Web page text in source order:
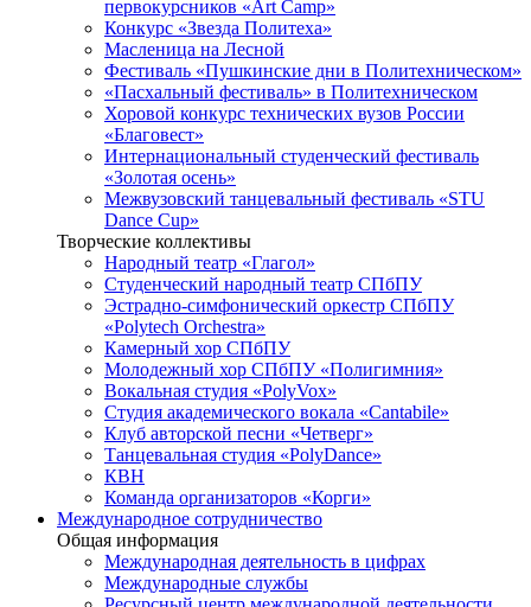
первокурсников «Art Camp»
Конкурс «Звезда Политеха»
Масленица на Лесной
Фестиваль «Пушкинские дни в Политехническом»
«Пасхальный фестиваль» в Политехническом
Хоровой конкурс технических вузов России
«Благовест»
Интернациональный студенческий фестиваль
«Золотая осень»
Межвузовский танцевальный фестиваль «STU
Dance Cup»
Творческие коллективы
Народный театр «Глагол»
Студенческий народный театр СПбПУ
Эстрадно-симфонический оркестр СПбПУ
«Polytech Orchestra»
Камерный хор СПбПУ
Молодежный хор СПбПУ «Полигимния»
Вокальная студия «PolyVox»
Студия академического вокала «Cantabile»
Клуб авторской песни «Четверг»
Танцевальная студия «PolyDance»
КВН
Команда организаторов «Корги»
Международное сотрудничество
Общая информация
Международная деятельность в цифрах
Международные службы